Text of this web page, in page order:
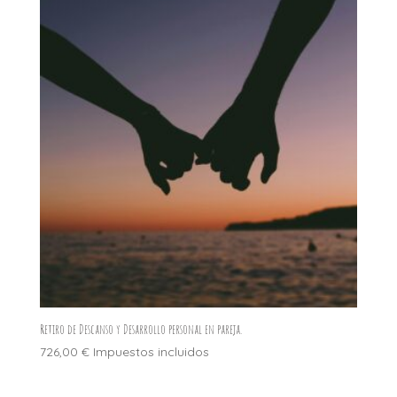
Retiro de Descanso y Desarrollo personal en pareja.
726,00 € Impuestos incluidos